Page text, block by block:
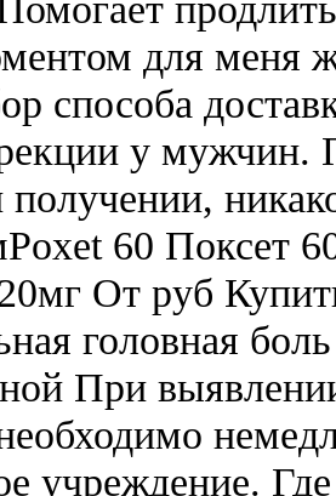
для меня
способа
у мужчин.
60 Поксет
От руб
головная
При
учреждение.